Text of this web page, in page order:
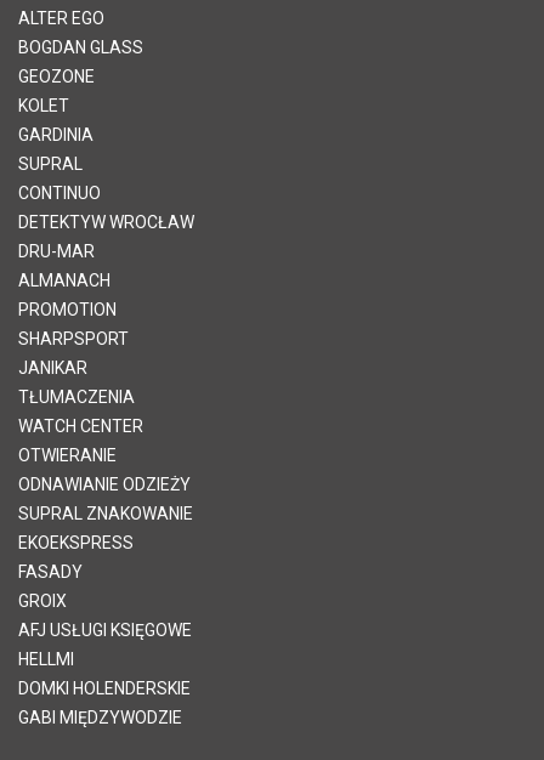
ALTER EGO
BOGDAN GLASS
GEOZONE
KOLET
GARDINIA
SUPRAL
CONTINUO
DETEKTYW WROCŁAW
DRU-MAR
ALMANACH
PROMOTION
SHARPSPORT
JANIKAR
TŁUMACZENIA
WATCH CENTER
OTWIERANIE
ODNAWIANIE ODZIEŻY
SUPRAL ZNAKOWANIE
EKOEKSPRESS
FASADY
GROIX
AFJ USŁUGI KSIĘGOWE
HELLMI
DOMKI HOLENDERSKIE
GABI MIĘDZYWODZIE